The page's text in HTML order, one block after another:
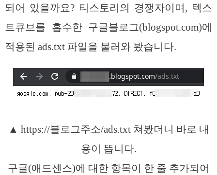
되어 있을까요? 티스토리의 경쟁자이며, 텍스
트큐브를 흡수한 구글블로그(blogspot.com)에
적용된 ads.txt 파일을 불러와 봤습니다.
▲ https://블로그주소/ads.txt 쳐봤더니 바로 내
용이 뜹니다.
구글(애드센스)에 대한 항목이 한 줄 추가되어